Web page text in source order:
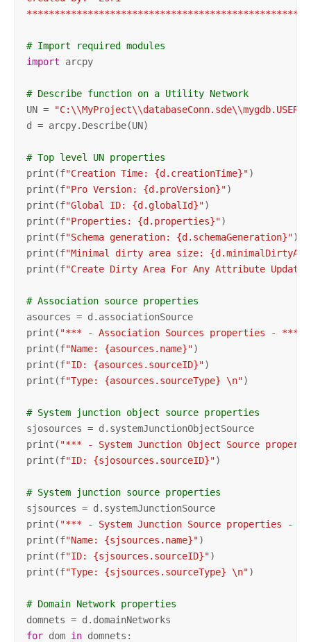
# Import required modules
import arcpy
# Describe function on a Utility Network
UN =
d = arcpy.Describe(UN)
# Top level UN properties
print(f"Creation Time: {d.creationTime}")
print(f"Pro Version: {d.proVersion}")
print(f"Global ID: {d.globalId}")
print(f"Properties: {d.properties}")
print(f"Schema generation: {d.schemaGeneration}")
print(f"Minimal dirty area size:
print(f"Create Dirty Area For Any Attribute
# Association source properties
asources = d.associationSource
print( "*** - Association Sources properties - ***"
print(f"Name: {asources.name}")
print(f"ID: {asources.sourceID}")
print(f"Type: {asources.sourceType} \n")
# System junction object source properties
sjosources = d.systemJunctionObjectSource
print( "*** - System Junction Object Source
print(f"ID: {sjosources.sourceID}")
# System junction source properties
sjsources = d.systemJunctionSource
print( "*** - System Junction Source properties -
print(f"Name: {sjsources.name}")
print(f"ID: {sjsources.sourceID}")
print(f"Type: {sjsources.sourceType} \n")
# Domain Network properties
for dom in domnets: